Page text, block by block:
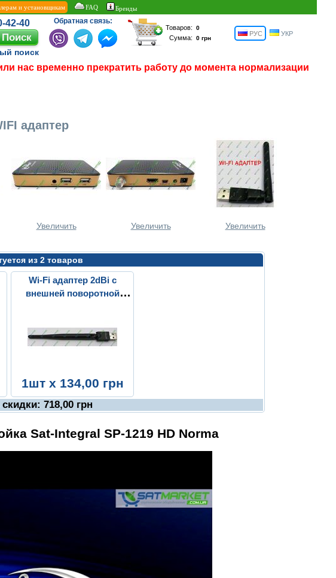
и установщикам FAQ Бренды
42-40
поиск
Обратная связь:
Товаров:
Сумма:
РУС УКР
нас временно прекратить работу до момента нормализации
адаптер
Увеличить Увеличить Увеличить
из 2 товаров
Wi-Fi адаптер 2dBi с
внешней поворотной
1шт x 134,00 грн
718,00грн
Sat-Integral SP-1219 HD Norma